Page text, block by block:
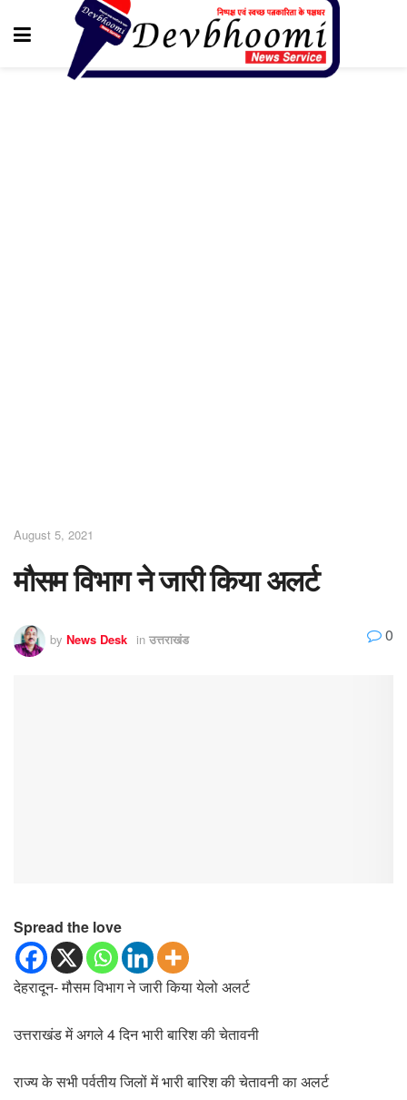
August 5, 2021
मौसम विभाग ने जारी किया अलर्ट
by News Desk in उत्तराखंड 0
Spread the love
देहरादून- मौसम विभाग ने जारी किया येलो अलर्ट
उत्तराखंड में अगले 4 दिन भारी बारिश की चेतावनी
राज्य के सभी पर्वतीय जिलों में भारी बारिश की चेतावनी का अलर्ट